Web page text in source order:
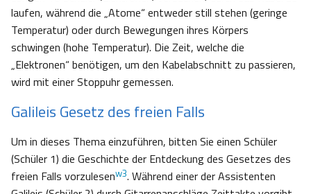
laufen, während die „Atome“ entweder still stehen (geringe
Temperatur) oder durch Bewegungen ihres Körpers
schwingen (hohe Temperatur). Die Zeit, welche die
„Elektronen“ benötigen, um den Kabelabschnitt zu passieren,
wird mit einer Stoppuhr gemessen.
Galileis Gesetz des freien Falls
Um in dieses Thema einzuführen, bitten Sie einen Schüler
(Schüler 1) die Geschichte der Entdeckung des Gesetzes des
freien Falls vorzulesenw3. Während einer der Assistenten